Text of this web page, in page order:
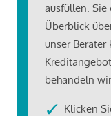
ausfüllen. Sie
Überblick
unser
behandeln
Klicken